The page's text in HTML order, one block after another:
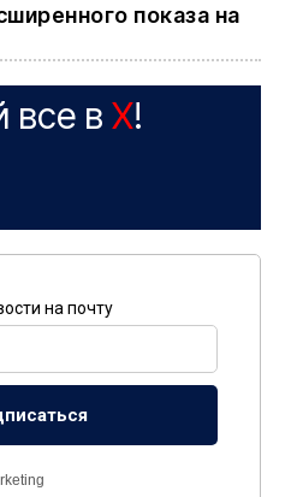
показа на
все в X!